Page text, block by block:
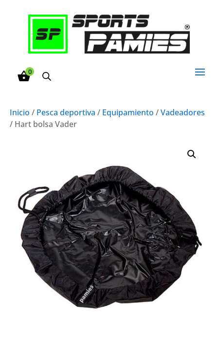
0
Inicio / Pesca deportiva / Equipamiento /Vadeadores
/ Hart bolsa Vader